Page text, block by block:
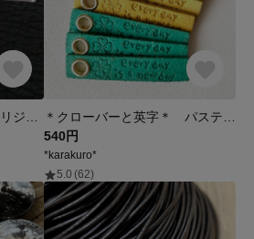
540円
*karakuro*
5.0 (62)